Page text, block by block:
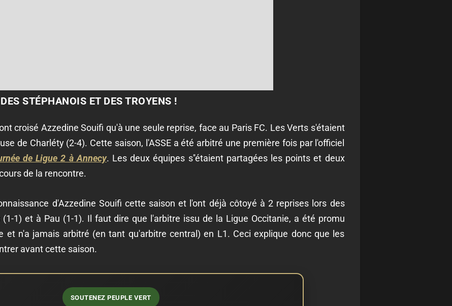
STÉPHANOIS ET DES TROYENS !
croisé Azzedine Souifi qu'à une seule reprise, face au Paris FC. Les Verts s'étaient
de Charléty (2-4). Cette saison, l'ASSE a été arbitré une première fois par l'officiel
de Ligue 2 à Annecy. Les deux équipes s''étaient partagées les points et deux
de la rencontre.
d'Azzedine Souifi cette saison et l'ont déjà côtoyé à 2 reprises lors des
1) et à Pau (1-1). Il faut dire que l'arbitre issu de la Ligue Occitanie, a été promu
et n'a jamais arbitré (en tant qu'arbitre central) en L1. Ceci explique donc que les
avant cette saison.
SOUTENEZ PEUPLE VERT